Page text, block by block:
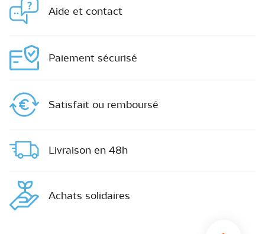
Aide et contact
Paiement sécurisé
Satisfait ou remboursé
Livraison en 48h
Achats solidaires